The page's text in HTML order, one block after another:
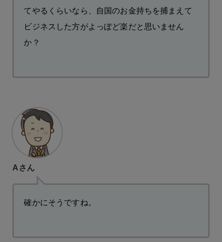
てやるくらいなら、自国のお金持ちを捕まえて
ビジネスした方がよっぽど楽だと思いません
か？
Aさん
確かにそうですね。